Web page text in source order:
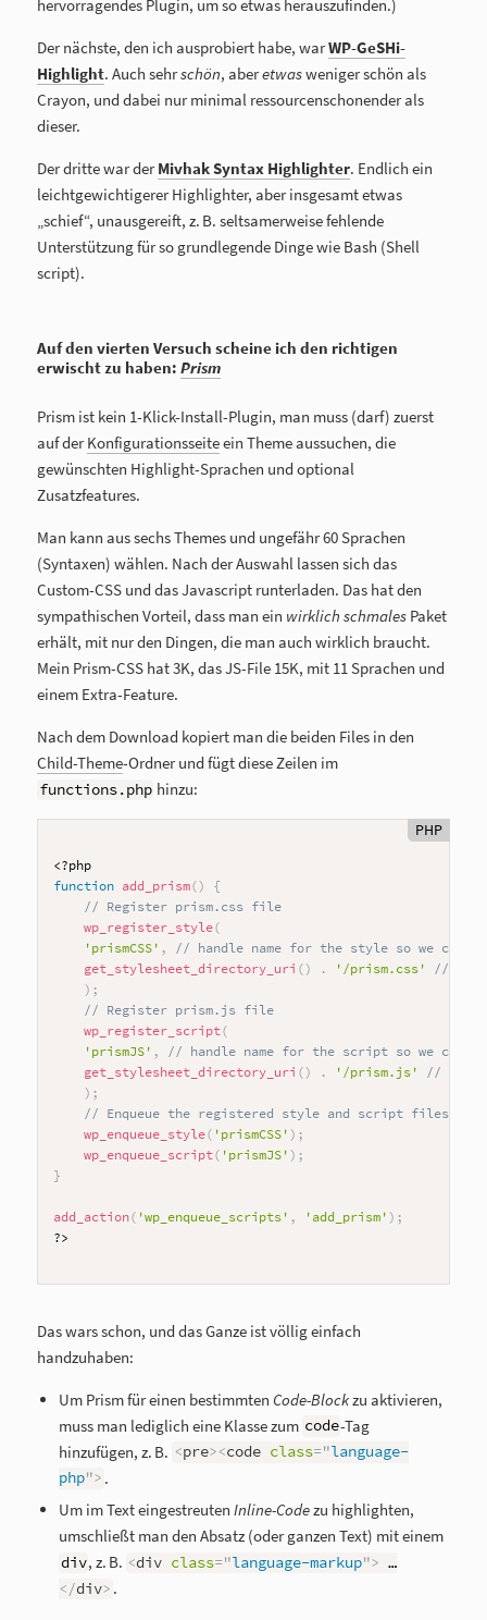
hervorragendes Plugin, um so etwas herauszufinden.)
Der nächste, den ich ausprobiert habe, warWP-GeSHi-
Highlight. Auch sehrschön, aberetwasweniger schön als
Crayon, und dabei nur minimal ressourcenschonender als
dieser.
Der dritte war derMivhak Syntax Highlighter. Endlich ein
leichtgewichtigerer Highlighter, aber insgesamt etwas
„schief“, unausgereift, z. B. seltsamerweise fehlende
Unterstützung für so grundlegende Dinge wie Bash (Shell
script).
Auf den vierten Versuch scheine ich den richtigen
erwischt zu haben:Prism
Prism ist kein 1-Klick-Install-Plugin, man muss (darf) zuerst
auf derKonfigurationsseiteein Theme aussuchen, die
gewünschten Highlight-Sprachen und optional
Zusatzfeatures.
Man kann aus sechs Themes und ungefähr 60 Sprachen
(Syntaxen) wählen. Nach der Auswahl lassen sich das
Custom-CSS und das Javascript runterladen. Das hat den
sympathischen Vorteil, dass man ein wirklich schmales Paket
erhält, mit nur den Dingen, die man auch wirklich braucht.
Mein Prism-CSS hat 3K, das JS-File 15K, mit 11 Sprachen und
einem Extra-Feature.
Nach dem Download kopiert man die beiden Files in den
Child-Theme-Ordner und fügt diese Zeilen im
functions.php hinzu:
PHP
<?php
function add_prism()
{
// Register prism.css file
wp_register_style(
'prismCSS' ,
// handle name for the style so we can
get_stylesheet_directory_uri () . '/prism.css'
//
) ;
// Register prism.js file
wp_register_script(
'prismJS' ,
// handle name for the script so we can
get_stylesheet_directory_uri () . '/prism.js'
//
) ;
// Enqueue the registered style and script files
wp_enqueue_style( 'prismCSS' ) ;
wp_enqueue_script( 'prismJS' ) ;
}
add_action( 'wp_enqueue_scripts' , 'add_prism' ) ;
?>
Das wars schon, und das Ganze ist völlig einfach
handzuhaben:
Um Prism für einen bestimmten Code-Blockzu aktivieren,
muss man lediglich eine Klasse zum code-Tag
hinzufügen, z. B. <pre><code class="language-
php"> .
Um im Text eingestreutenInline-Codezu highlighten,
umschließt man den Absatz (oder ganzen Text) mit einem
div, z. B. <div class="language-markup"> …
</div> .